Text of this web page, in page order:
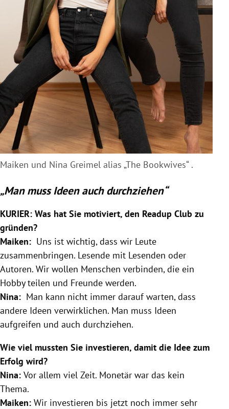
Maiken und Nina Greimel alias „The Bookwives“ .
„Man muss Ideen auch durchziehen“
KURIER: Was hat Sie motiviert, den Readup Club zu
gründen?
Maiken: Uns ist wichtig, dass wir Leute
zusammenbringen. Lesende mit Lesenden oder
Autoren. Wir wollen Menschen verbinden, die ein
Hobby teilen und Freunde werden.
Nina: Man kann nicht immer darauf warten, dass
andere Ideen verwirklichen. Man muss Ideen
aufgreifen und auch durchziehen.
Wie viel mussten Sie investieren, damit die Idee zum
Erfolg wird?
Nina: Vor allem viel Zeit. Monetär war das kein
Thema.
Maiken: Wir investieren bis jetzt noch immer sehr